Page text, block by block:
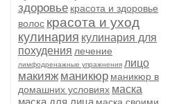
здоровье красота и здоровье
волос красота и уход
кулинария кулинария для
похудения лечение
лимфодренажные упражнения лицо
макияж маникюр маникюр в
домашних условиях маска
маска для лица